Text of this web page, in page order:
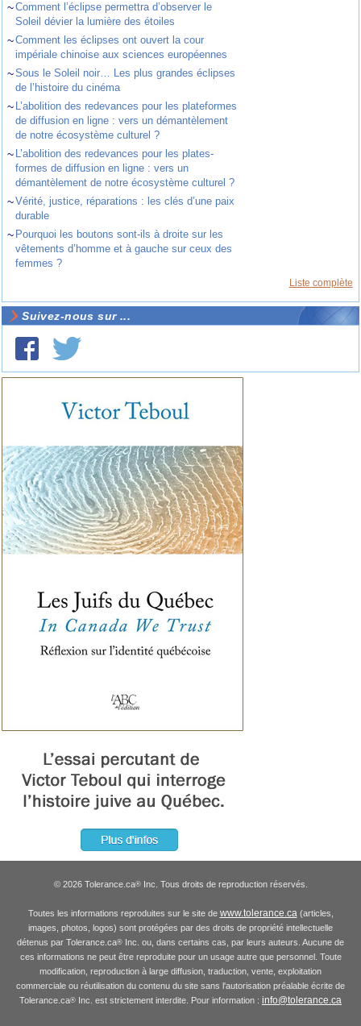
~Comment l’éclipse permettra d’observer le
Soleil dévier la lumière des étoiles
~Comment les éclipses ont ouvert la cour
impériale chinoise aux sciences européennes
~Sous le Soleil noir… Les plus grandes éclipses
de l’histoire du cinéma
~ L’abolition des redevances pour les plateformes
de diffusion en ligne : vers un démantèlement
de notre écosystème culturel ?
~ L’abolition des redevances pour les plates-
formes de diffusion en ligne : vers un
démantèlement de notre écosystème culturel ?
~Vérité, justice, réparations : les clés d’une paix
durable
~ Pourquoi les boutons sont-ils à droite sur les
vêtements d’homme et à gauche sur ceux des
femmes ?
Liste complète
Suivez-nous sur ...
© 2026 Tolerance.ca®Inc. Tous droits de reproduction réservés.
Toutes les informations reproduites sur le site de www.tolerance.ca(articles,
images, photos, logos) sont protégées par des droits de propriété intellectuelle
détenus par Tolerance.ca® Inc. ou, dans certains cas, par leurs auteurs. Aucune de
ces informations ne peut être reproduite pour un usage autre que personnel. Toute
modification, reproduction à large diffusion, traduction, vente, exploitation
commerciale ou réutilisation du contenu du site sans l'autorisation préalable écrite de
Tolerance.ca® Inc. est strictement interdite. Pour information : info@tolerance.ca